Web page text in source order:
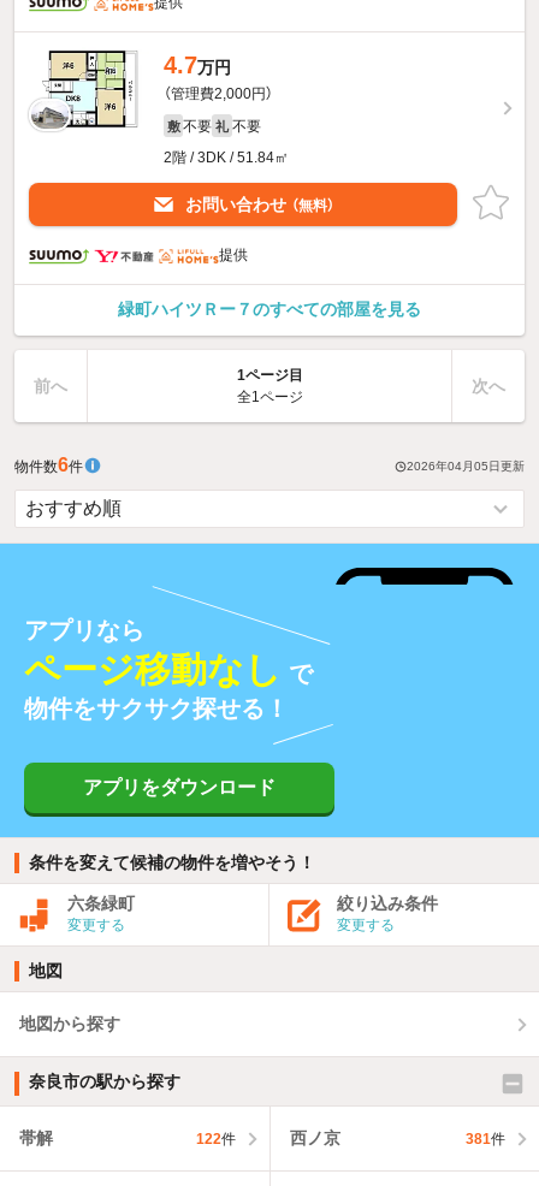
4.7万円
（管理費2,000円）
敷 不要 礼 不要
2階 / 3DK / 51.84㎡
お問い合わせ （無料）
提供
緑町ハイツＲー７のすべての部屋を見る
前へ
1ページ目
全1ページ
次へ
物件数6件 2026年04月05日 更新
アプリなら
ページ移動なし で
物件をサクサク探せる！
アプリをダウンロード
条件を変えて候補の物件を増やそう！
六条緑町
変更する
絞り込み条件
変更する
地図
地図から探す
奈良市の駅から探す
帯解 122件 西ノ京 381件